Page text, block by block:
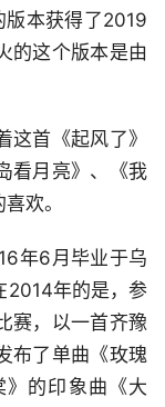
版本获得了2019
的这个版本是由
首《起风了》
看月亮》、《我
欢。
年6月毕业于乌
2014年的是，参
赛，以一首齐豫
布了单曲《玫瑰
的印象曲《大